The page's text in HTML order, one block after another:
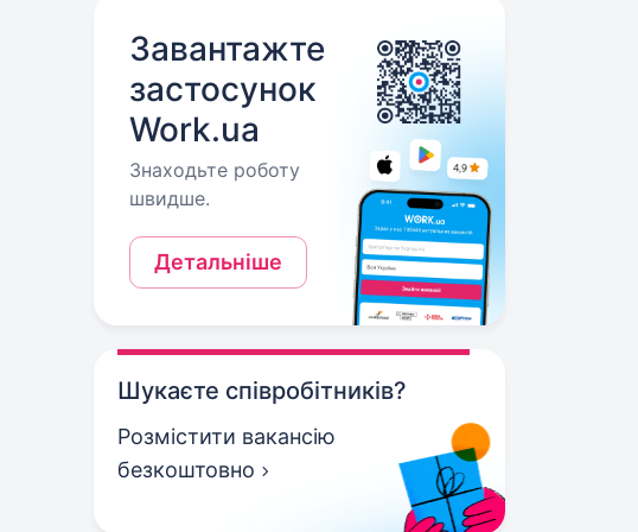
Завантажте
застосунок
Work.ua
Знаходьте роботу
швидше.
Детальніше
Шукаєте співробітників?
Розмістити вакансію
безкоштовно